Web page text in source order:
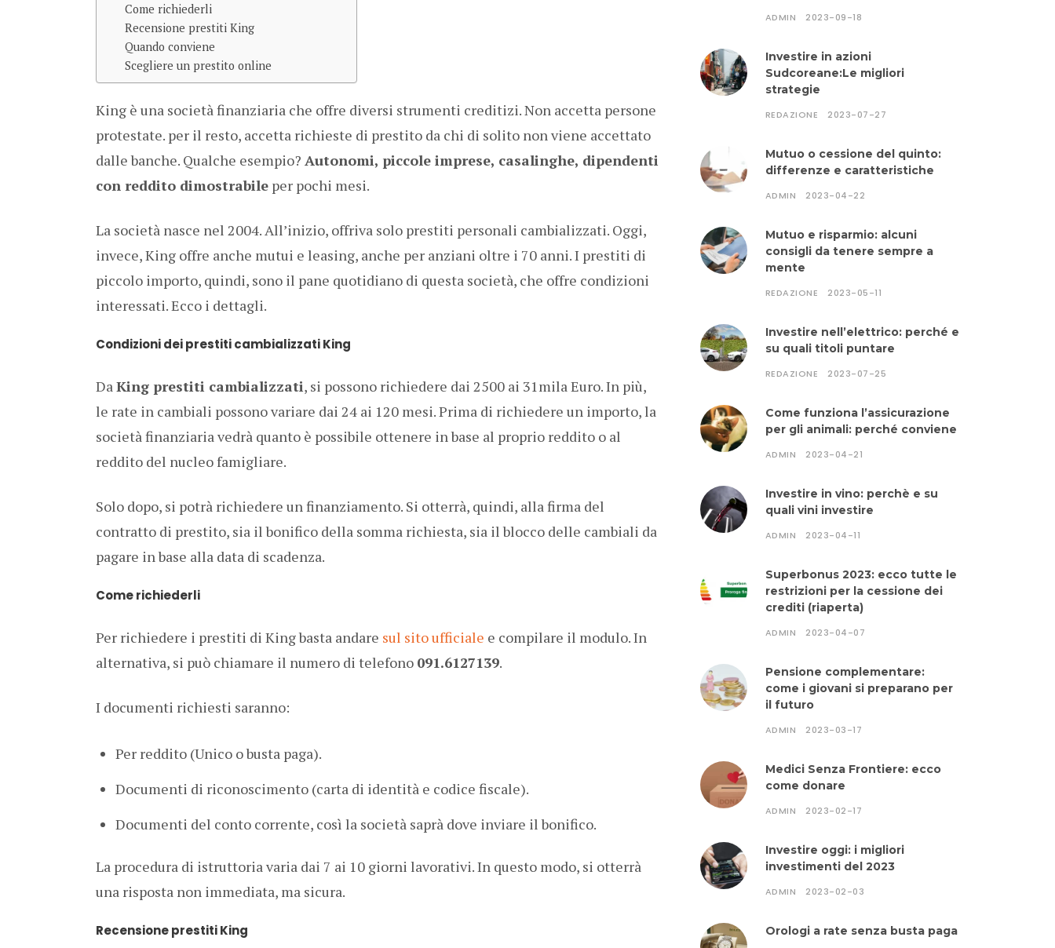
Come richiederli
Recensione prestiti King
Quando conviene
Scegliere un prestito online
King è una società finanziaria che offre diversi strumenti creditizi. Non accetta persone
protestate. per il resto, accetta richieste di prestito da chi di solito non viene accettato
dalle banche. Qualche esempio? Autonomi, piccole imprese, casalinghe, dipendenti
con reddito dimostrabile per pochi mesi.
La società nasce nel 2004. All’inizio, offriva solo prestiti personali cambializzati. Oggi,
invece, King offre anche mutui e leasing, anche per anziani oltre i 70 anni. I prestiti di
piccolo importo, quindi, sono il pane quotidiano di questa società, che offre condizioni
interessati. Ecco i dettagli.
Condizioni dei prestiti cambializzati King
Da King prestiti cambializzati, si possono richiedere dai 2500 ai 31mila Euro. In più,
le rate in cambiali possono variare dai 24 ai 120 mesi. Prima di richiedere un importo, la
società finanziaria vedrà quanto è possibile ottenere in base al proprio reddito o al
reddito del nucleo famigliare.
Solo dopo, si potrà richiedere un finanziamento. Si otterrà, quindi, alla firma del
contratto di prestito, sia il bonifico della somma richiesta, sia il blocco delle cambiali da
pagare in base alla data di scadenza.
Come richiederli
Per richiedere i prestiti di King basta andare sul sito ufficiale e compilare il modulo. In
alternativa, si può chiamare il numero di telefono 091.6127139.
I documenti richiesti saranno:
Per reddito (Unico o busta paga).
Documenti di riconoscimento (carta di identità e codice fiscale).
Documenti del conto corrente, così la società saprà dove inviare il bonifico.
La procedura di istruttoria varia dai 7 ai 10 giorni lavorativi. In questo modo, si otterrà
una risposta non immediata, ma sicura.
Recensione prestiti King
ADMIN 2023-09-18
Investire in azioni
Sudcoreane:Le migliori
strategie
REDAZIONE 2023-07-27
Mutuo o cessione del quinto:
differenze e caratteristiche
ADMIN 2023-04-22
Mutuo e risparmio: alcuni
consigli da tenere sempre a
mente
REDAZIONE 2023-05-11
Investire nell’elettrico: perché e
su quali titoli puntare
REDAZIONE 2023-07-25
Come funziona l’assicurazione
per gli animali: perché conviene
ADMIN 2023-04-21
Investire in vino: perchè e su
quali vini investire
ADMIN 2023-04-11
Superbonus 2023: ecco tutte le
restrizioni per la cessione dei
crediti (riaperta)
ADMIN 2023-04-07
Pensione complementare:
come i giovani si preparano per
il futuro
ADMIN 2023-03-17
Medici Senza Frontiere: ecco
come donare
ADMIN 2023-02-17
Investire oggi: i migliori
investimenti del 2023
ADMIN 2023-02-03
Orologi a rate senza busta paga